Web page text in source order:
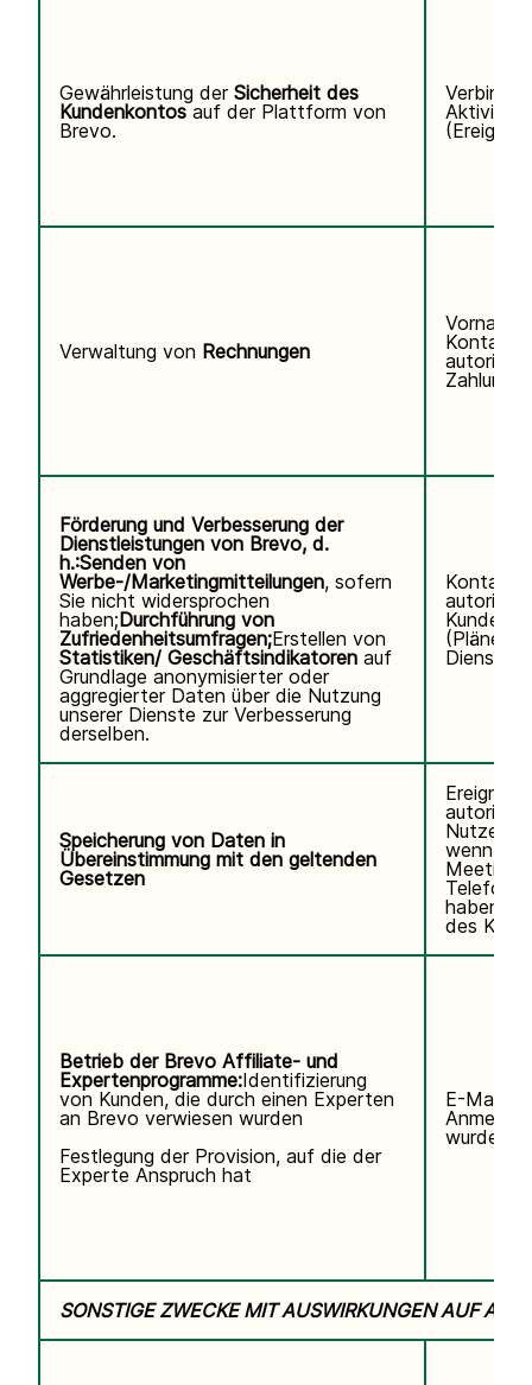
Gewährleistung der Sicherheit des
Kundenkontos auf der Plattform von
Brevo.
Verwaltung von Rechnungen
Förderung und Verbesserung der
Dienstleistungen von Brevo, d.
h.:Senden von
Werbe-/Marketingmitteilungen, sofern
Sie nicht widersprochen
haben;Durchführung von
Zufriedenheitsumfragen;Erstellen von
Statistiken/ Geschäftsindikatoren auf
Grundlage anonymisierter oder
aggregierter Daten über die Nutzung
unserer Dienste zur Verbesserung
derselben.
(Pläne,
Speicherung von Daten in
Übereinstimmung mit den geltenden
Gesetzen
wenn Sie
haben.
des
Betrieb der Brevo Affiliate- und
Expertenprogramme:Identifizierung
von Kunden, die durch einen Experten
an Brevo verwiesen wurden
Festlegung der Provision, auf die der
Experte Anspruch hat
E-Mail-
wurde.
SONSTIGE ZWECKE MIT AUSWIRKUNGEN AUF